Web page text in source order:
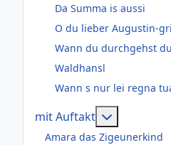
Da Summa is aussi
O du lieber Augustin-
Wann du durchgehst
Waldhansl
Wann s nur lei regna
mit Auftakt
Amara das Zigeunerkind